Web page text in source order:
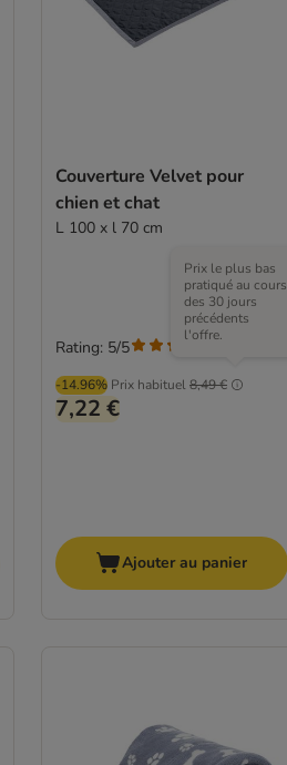
Couverture Velvet pour
chien et chat
L 100 x l 70 cm
-14.96% Prix habituel8,49 €
Prix le plus bas
pratiqué au cours
des 30 jours
précédents
l'offre.
7,22 €
Rating: 5/5
Ajouter au panier